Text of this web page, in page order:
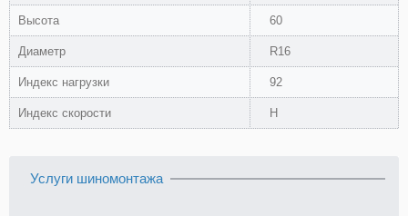
Высота 60
Диаметр R16
Индекс нагрузки 92
Индекс скорости H
Услуги шиномонтажа